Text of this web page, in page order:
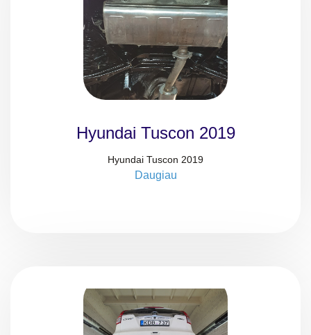
Hyundai Tuscon 2019
Hyundai Tuscon 2019
Daugiau